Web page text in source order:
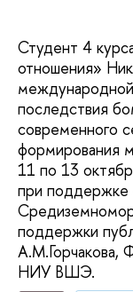
Студент 4
отношения»
последствия
современного
формирования
11 по 13
при
поддержки
А.М.Горчакова,
НИУ ВШЭ.